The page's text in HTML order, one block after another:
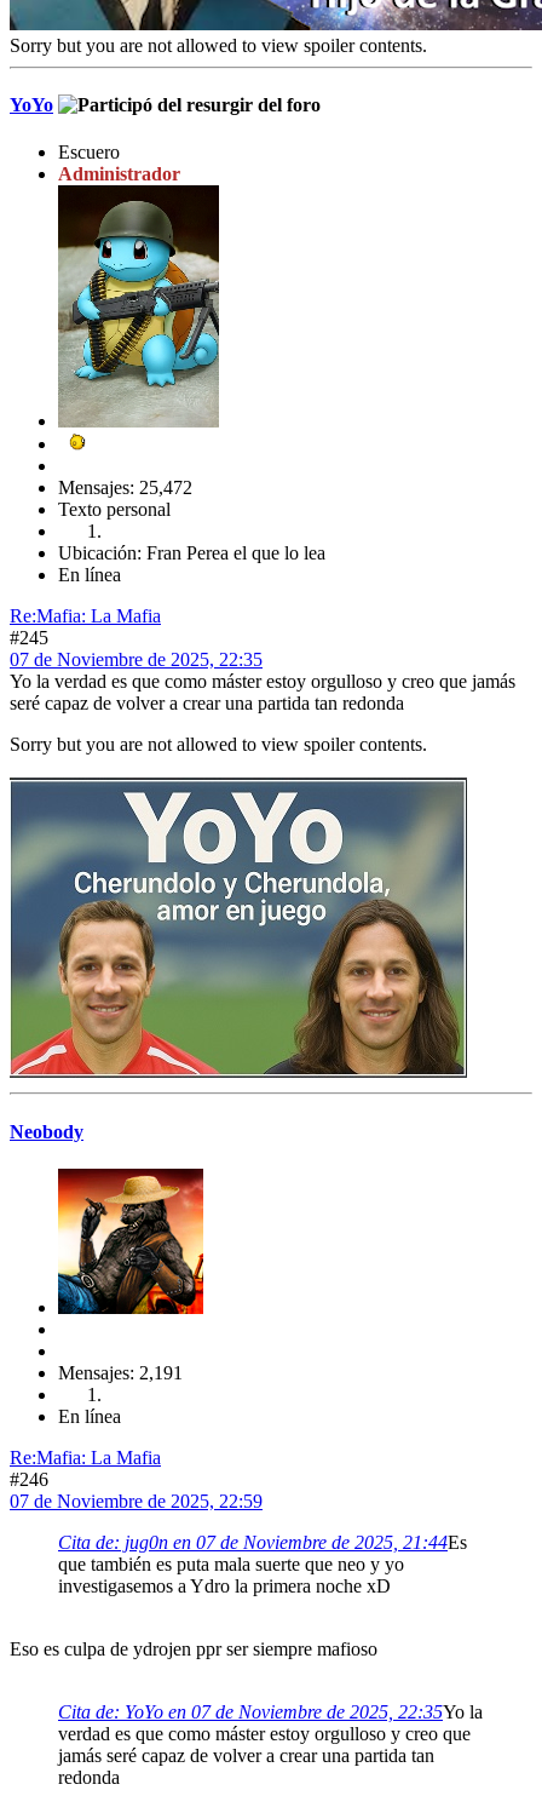
Sorry but you are not allowed to view spoiler contents.
YoYo
Escuero
Administrador
Mensajes: 25,472
Texto personal
Ubicación: Fran Perea el que lo lea
En línea
Re:Mafia: La Mafia
#245
07 de Noviembre de 2025, 22:35
Yo la verdad es que como máster estoy orgulloso y creo que jamás
seré capaz de volver a crear una partida tan redonda
Sorry but you are not allowed to view spoiler contents.
Neobody
Mensajes: 2,191
En línea
Re:Mafia: La Mafia
#246
07 de Noviembre de 2025, 22:59
Cita de: jug0n en 07 de Noviembre de 2025, 21:44Es
que también es puta mala suerte que neo y yo
investigasemos a Ydro la primera noche xD
Eso es culpa de ydrojen ppr ser siempre mafioso
Cita de: YoYo en 07 de Noviembre de 2025, 22:35Yo la
verdad es que como máster estoy orgulloso y creo que
jamás seré capaz de volver a crear una partida tan
redonda